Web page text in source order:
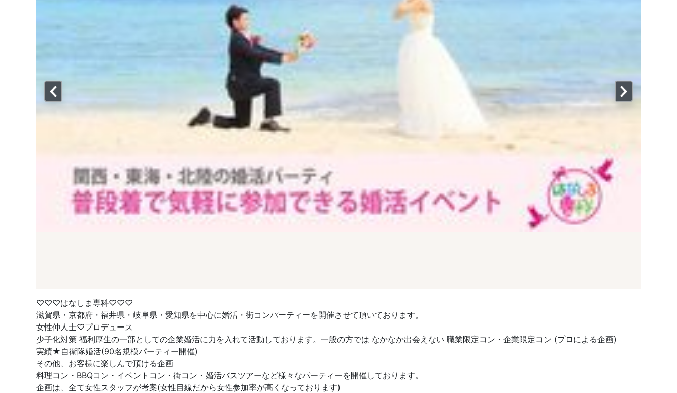
♡♡♡はなしま専科♡♡♡
滋賀県・京都府・福井県・岐阜県・愛知県を中心に婚活・街コンパーティーを開催させて頂いております。
女性仲人士♡プロデュース
少子化対策 福利厚生の一部としての企業婚活に力を入れて活動しております。一般の方では なかなか出会えない 職業限定コン・企業限定コン (プロによる企画)
実績★自衛隊婚活(90名規模パーティー開催)
その他、お客様に楽しんで頂ける企画
料理コン・BBQコン・イベントコン・街コン・婚活バスツアーなど様々なパーティーを開催しております。
企画は、全て女性スタッフが考案(女性目線だから女性参加率が高くなっております)